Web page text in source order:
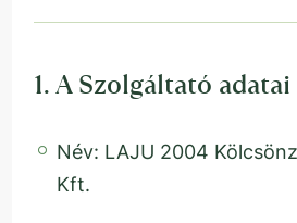
1. A Szolgáltató adatai
Név: LAJU 2004
Kft.